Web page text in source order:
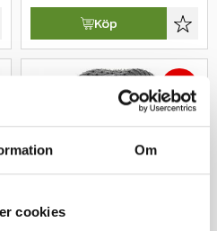
Om
cookies
till i favoriter Lägg
Köp
Köp minst 4 däck, få 10%
30 %